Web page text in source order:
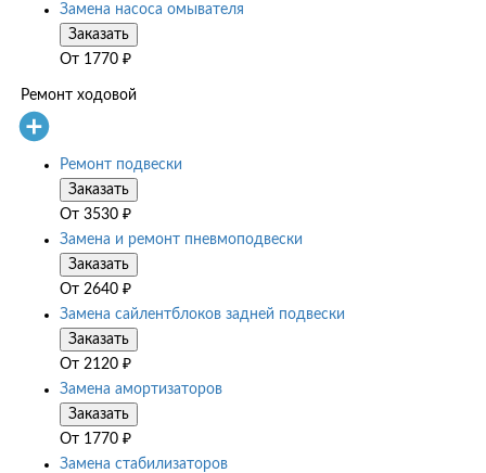
Замена насоса омывателя
Заказать
От 1770 ₽
Ремонт ходовой
Ремонт подвески
Заказать
От 3530 ₽
Замена и ремонт пневмоподвески
Заказать
От 2640 ₽
Замена сайлентблоков задней подвески
Заказать
От 2120 ₽
Замена амортизаторов
Заказать
От 1770 ₽
Замена стабилизаторов